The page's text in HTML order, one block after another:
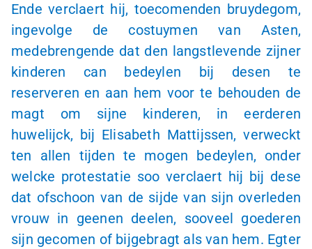
Ende verclaert hij, toecomenden bruydegom,
ingevolge de costuymen van Asten,
medebrengende dat den langstlevende zijner
kinderen can bedeylen bij desen te
reserveren en aan hem voor te behouden de
magt om sijne kinderen, in eerderen
huwelijck, bij Elisabeth Mattijssen, verweckt
ten allen tijden te mogen bedeylen, onder
welcke protestatie soo verclaert hij bij dese
dat ofschoon van de sijde van sijn overleden
vrouw in geenen deelen, sooveel goederen
sijn gecomen of bijgebragt als van hem. Egter